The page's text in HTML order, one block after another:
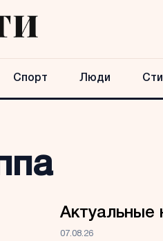
Спорт Люди
Актуальные
07.08.26